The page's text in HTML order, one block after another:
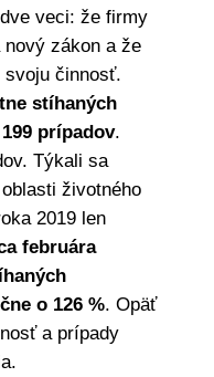
veci: že firmy
nový zákon a že
svoju činnosť.
stíhaných
prípadov.
Týkali sa
životného
2019 len
februára
o 126 %. Opäť
a prípady